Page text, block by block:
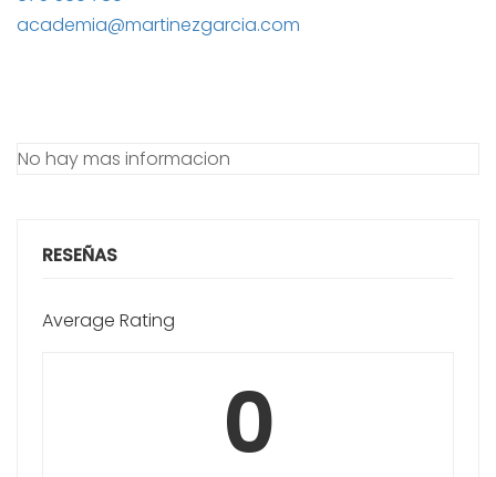
academia@martinezgarcia.com
No hay mas informacion
RESEÑAS
Average Rating
0